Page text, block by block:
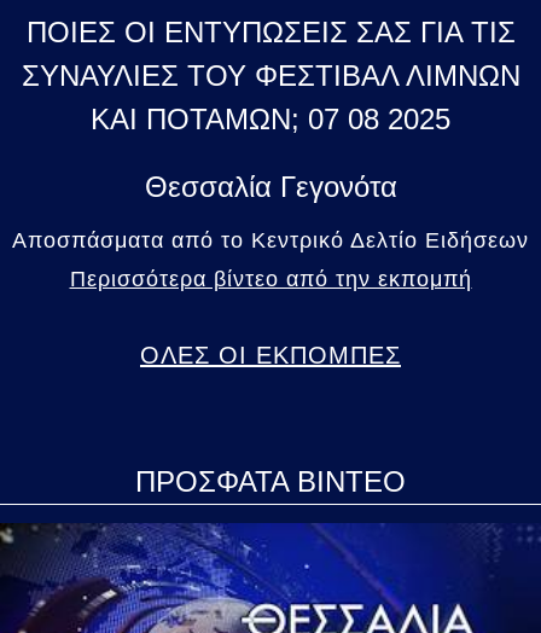
ΠΟΙΕΣ ΟΙ ΕΝΤΥΠΩΣΕΙΣ ΣΑΣ ΓΙΑ ΤΙΣ
ΣΥΝΑΥΛΙΕΣ ΤΟΥ ΦΕΣΤΙΒΑΛ ΛΙΜΝΩΝ
ΚΑΙ ΠΟΤΑΜΩΝ; 07 08 2025
Θεσσαλία Γεγονότα
Αποσπάσματα από το Κεντρικό Δελτίο Ειδήσεων
Περισσότερα βίντεο από την εκπομπή
ΟΛΕΣ ΟΙ ΕΚΠΟΜΠΕΣ
ΠΡΟΣΦΑΤΑ ΒΙΝΤΕΟ